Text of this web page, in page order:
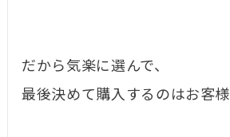
だから気楽に選んで、
最後決めて購入するのはお客様